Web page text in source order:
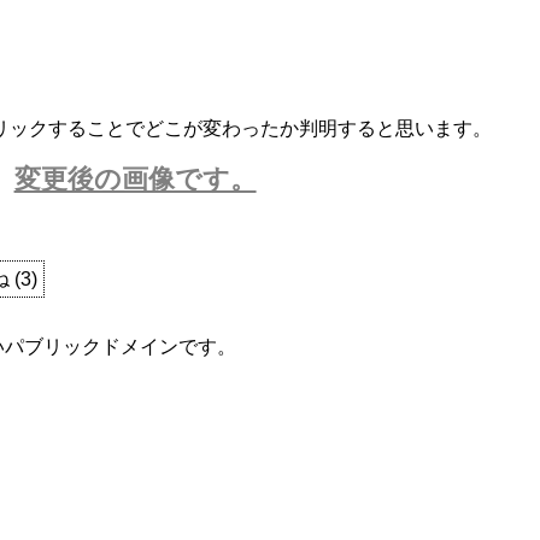
クすることでどこが変わったか判明すると思います。
変更後の画像です。
(3)
ブリックドメインです。